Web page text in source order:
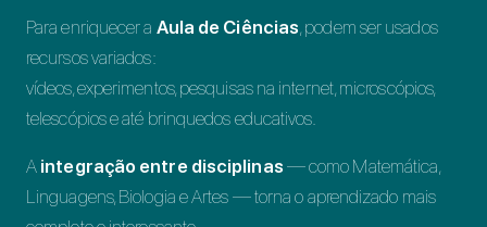
Para enriquecer a Aula de Ciências, podem ser usados
recursos variados:
vídeos, experimentos, pesquisas na internet, microscópios,
telescópios e até brinquedos educativos.
A integração entre disciplinas — como Matemática,
Linguagens, Biologia e Artes — torna o aprendizado mais